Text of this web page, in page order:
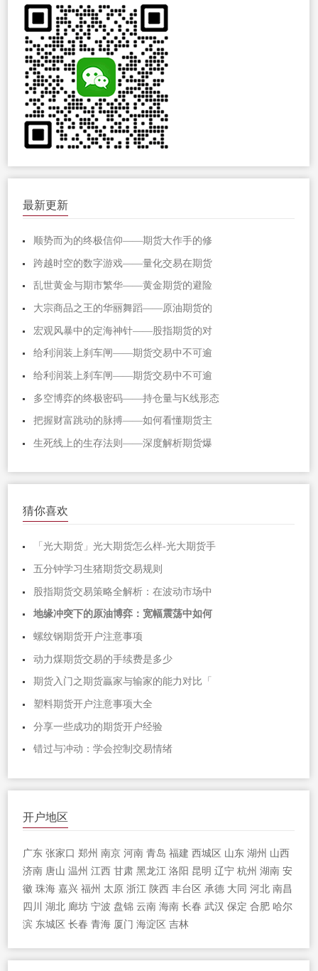
最新更新
顺势而为的终极信仰——期货大作手的修
跨越时空的数字游戏——量化交易在期货
乱世黄金与期市繁华——黄金期货的避险
大宗商品之王的华丽舞蹈——原油期货的
宏观风暴中的定海神针——股指期货的对
给利润装上刹车闸——期货交易中不可逾
给利润装上刹车闸——期货交易中不可逾
多空博弈的终极密码——持仓量与K线形态
把握财富跳动的脉搏——如何看懂期货主
生死线上的生存法则——深度解析期货爆
猜你喜欢
「光大期货」光大期货怎么样-光大期货手
五分钟学习生猪期货交易规则
股指期货交易策略全解析：在波动市场中
地缘冲突下的原油博弈：宽幅震荡中如何
螺纹钢期货开户注意事项
动力煤期货交易的手续费是多少
期货入门之期货贏家与输家的能力对比「
塑料期货开户注意事项大全
分享一些成功的期货开户经验
错过与冲动：学会控制交易情绪
开户地区
广东 张家口 郑州 南京 河南 青岛 福建 西城区 山东 湖州 山西
济南 唐山 温州 江西 甘肃 黑龙江 洛阳 昆明 辽宁 杭州 湖南 安
徽 珠海 嘉兴 福州 太原 浙江 陕西 丰台区 承德 大同 河北 南昌
四川
湖北 廊坊 宁波 盘锦 云南 海南 长春 武汉 保定 合肥 哈尔
滨 东城区 长春 青海 厦门 海淀区 吉林